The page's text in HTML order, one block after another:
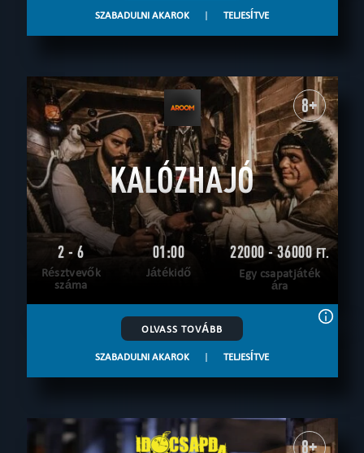
SZABADULNI AKAROK | TELJESÍTVE
8+
KALÓZHAJÓ
2 - 6
Résztvevők
száma
01:00
Játékidő
22000 - 36000FT.
Egy csapatjáték
ára
OLVASS TOVÁBB
SZABADULNI AKAROK | TELJESÍTVE
8+